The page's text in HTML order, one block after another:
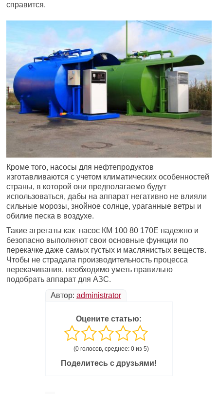
справится.
Кроме того, насосы для нефтепродуктов
изготавливаются с учетом климатических особенностей
страны, в которой они предполагаемо будут
использоваться, дабы на аппарат негативно не влияли
сильные морозы, знойное солнце, ураганные ветры и
обилие песка в воздухе.
Такие агрегаты как насос КМ 100 80 170Е надежно и
безопасно выполняют свои основные функции по
перекачке даже самых густых и маслянистых веществ.
Чтобы не страдала производительность процесса
перекачивания, необходимо уметь правильно
подобрать аппарат для АЗС.
Автор: administrator
Оцените статью:
(0 голосов, среднее: 0 из 5)
Поделитесь с друзьями!